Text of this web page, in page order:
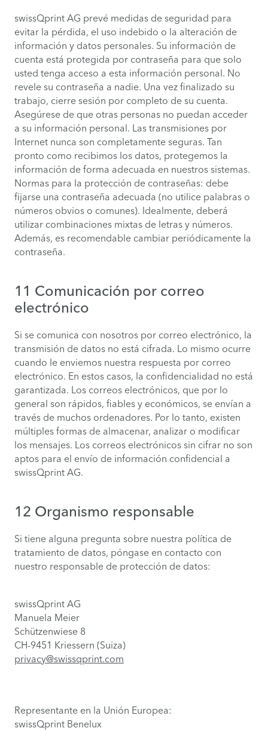
swissQprint AG prevé medidas de seguridad para
evitar la pérdida, el uso indebido o la alteración de
información y datos personales. Su información de
cuenta está protegida por contraseña para que solo
usted tenga acceso a esta información personal. No
revele su contraseña a nadie. Una vez finalizado su
trabajo, cierre sesión por completo de su cuenta.
Asegúrese de que otras personas no puedan acceder
a su información personal. Las transmisiones por
Internet nunca son completamente seguras. Tan
pronto como recibimos los datos, protegemos la
información de forma adecuada en nuestros sistemas.
Normas para la protección de contraseñas: debe
fijarse una contraseña adecuada (no utilice palabras o
números obvios o comunes). Idealmente, deberá
utilizar combinaciones mixtas de letras y números.
Además, es recomendable cambiar periódicamente la
contraseña.
11 Comunicación por correo
electrónico
Si se comunica con nosotros por correo electrónico, la
transmisión de datos no está cifrada. Lo mismo ocurre
cuando le enviemos nuestra respuesta por correo
electrónico. En estos casos, la confidencialidad no está
garantizada. Los correos electrónicos, que por lo
general son rápidos, fiables y económicos, se envían a
través de muchos ordenadores. Por lo tanto, existen
múltiples formas de almacenar, analizar o modificar
los mensajes. Los correos electrónicos sin cifrar no son
aptos para el envío de información confidencial a
swissQprint AG.
12 Organismo responsable
Si tiene alguna pregunta sobre nuestra política de
tratamiento de datos, póngase en contacto con
nuestro responsable de protección de datos:
swissQprint AG
Manuela Meier
Schützenwiese 8
CH-9451 Kriessern (Suiza)
privacy@swissqprint.com
Representante en la Unión Europea:
swissQprint Benelux